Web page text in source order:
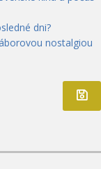
dni?
nostalgiou